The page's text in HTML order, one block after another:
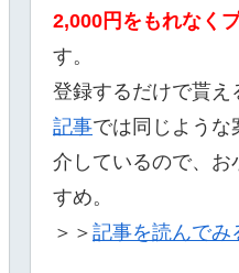
2,000 円をもれなく
す。
登録するだけで貰え
記事では同じような
介しているので、お
すめ。
＞＞ 記事を読んでみ